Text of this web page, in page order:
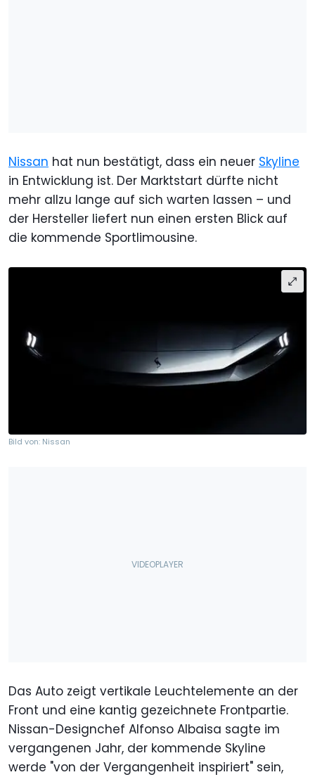
Nissan hat nun bestätigt, dass ein neuer Skyline
in Entwicklung ist. Der Marktstart dürfte nicht
mehr allzu lange auf sich warten lassen – und
der Hersteller liefert nun einen ersten Blick auf
die kommende Sportlimousine.
Bild von: Nissan
Das Auto zeigt vertikale Leuchtelemente an der
Front und eine kantig gezeichnete Frontpartie.
Nissan-Designchef Alfonso Albaisa sagte im
vergangenen Jahr, der kommende Skyline
werde "von der Vergangenheit inspiriert" sein,